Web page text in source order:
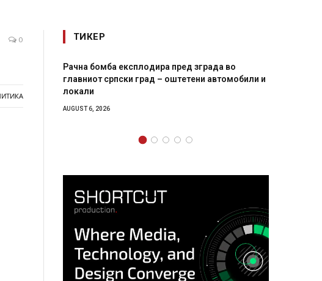
0 ТИКЕР
бомба експлодира пред зграда во
српски град – оштетени автомобили и
И Данска се
11-месечна воена